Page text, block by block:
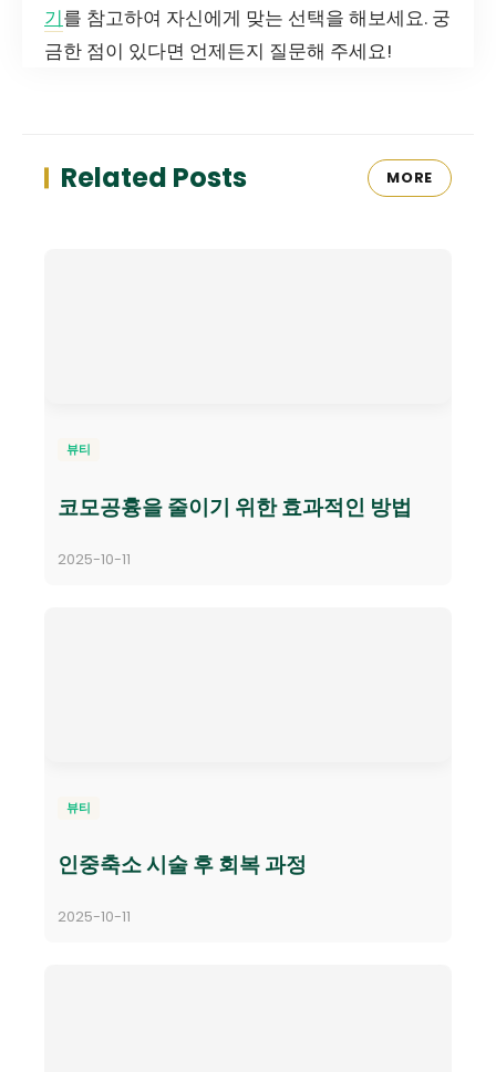
기를 참고하여 자신에게 맞는 선택을 해보세요. 궁
금한 점이 있다면 언제든지 질문해 주세요!
Related Posts MORE
뷰티
코모공흉을 줄이기 위한 효과적인 방법
2025-10-11
뷰티
인중축소 시술 후 회복 과정
2025-10-11